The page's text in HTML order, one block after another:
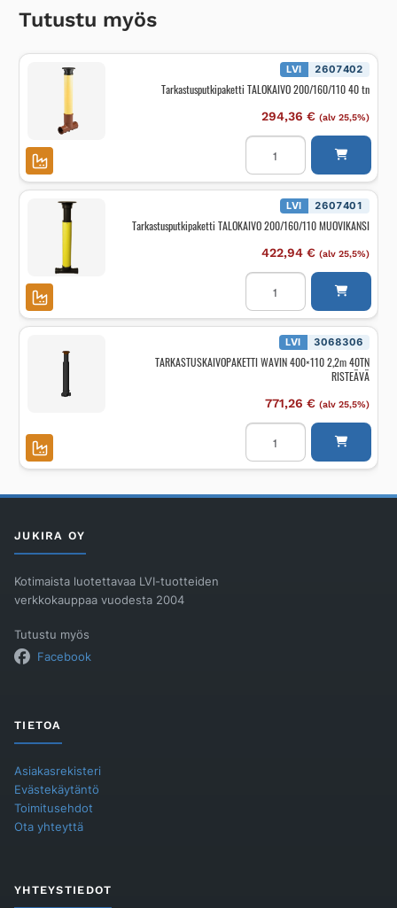
Tutustu myös
LVI 2607402
Tarkastusputkipaketti TALOKAIVO 200/160/110 40 tn
294,36 € (alv 25,5%)
Tarkastusputkipaketti
TALOKAIVO
200/160/110
40
tn
määrä LVI 2607401
Tarkastusputkipaketti TALOKAIVO 200/160/110 MUOVIKANSI
422,94 € (alv 25,5%)
Tarkastusputkipaketti
TALOKAIVO
200/160/110
MUOVIKANSI
määrä
LVI 3068306
TARKASTUSKAIVOPAKETTI WAVIN 400×110 2,2m 40TN
RISTEÄVÄ
771,26 € (alv 25,5%)
WAVIN
400x110
2,2m
määrä
JUKIRA OY
Kotimaista luotettavaa LVI-tuotteiden
verkkokauppaa vuodesta 2004
Tutustu myös
Facebook
TIETOA
Asiakasrekisteri
Evästekäytäntö
Toimitusehdot
Ota yhteyttä
YHTEYSTIEDOT